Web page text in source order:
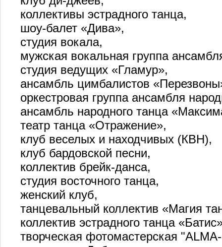
коллективы эстрадного танца,
шоу-балет «Дива»,
студия вокала,
мужская вокальная группа
студия ведущих «Гламур»,
ансамбль цимбалистов
оркестровая группа ансамбля
ансамбль народного танца
театр танца «Отражение»,
клуб веселых и находчивых (КВН),
клуб бардовской песни,
коллектив брейк-данса,
студия восточного танца,
женский клуб,
танцевальный коллектив «Магия
коллектив эстрадного танца
творческая фотомастерская